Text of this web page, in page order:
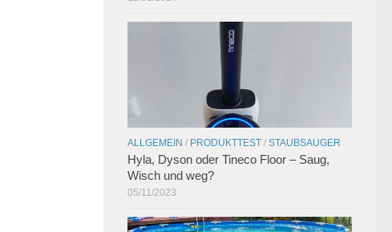
ALLGEMEIN / PRODUKTTEST / STAUBSAUGER
Hyla, Dyson oder Tineco Floor – Saug,
Wisch und weg?
05/11/2023